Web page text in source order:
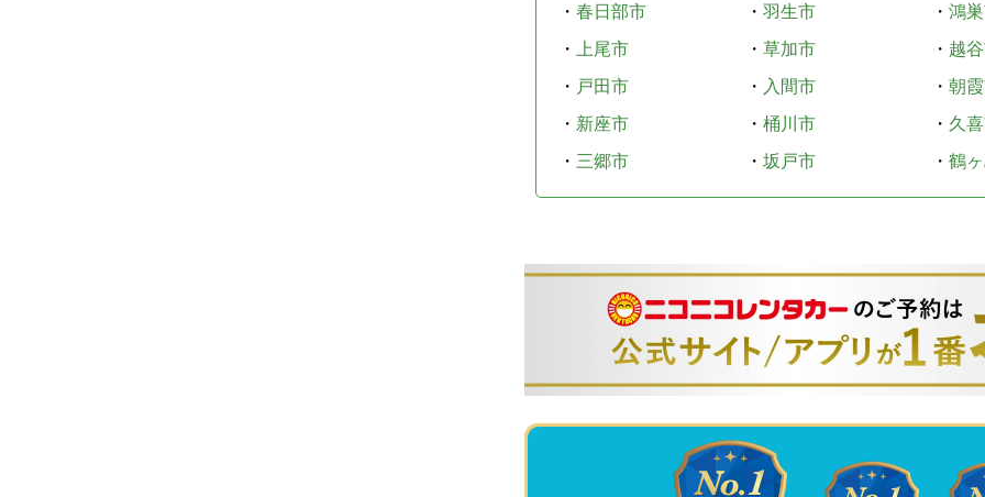
・ 春日部市 ・ 羽生市 ・ 鴻
・
上尾市 ・ 草加市 ・ 越
・ 戸田市 ・ 入間市 ・ 朝
・ 新座市 ・ 桶川市 ・ 久
・ 三郷市 ・ 坂戸市 ・ 鶴